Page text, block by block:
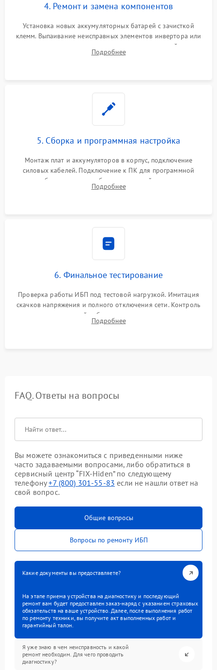
4. Ремонт и замена компонентов
Установка новых аккумуляторных батарей с зачисткой
клемм. Выпаивание неисправных элементов инвертора или
цепи зарядки и монтаж новых радиодеталей.
Восстановление поврежденных токоведущих дорожек и
Подробнее
5. Сборка и программная настройка
Монтаж плат и аккумуляторов в корпус, подключение
силовых кабелей. Подключение к ПК для программной
калибровки констант батареи, настройки порогов
срабатывания AVR и сброса счетчиков старения АКБ.
Подробнее
6. Финальное тестирование
Проверка работы ИБП под тестовой нагрузкой. Имитация
скачков напряжения и полного отключения сети. Контроль
времени автономной работы, температурного режима и
корректности формы выходного сигнала.
Подробнее
FAQ. Ответы на вопросы
Вы можете ознакомиться с приведенными ниже
часто задаваемыми вопросами, либо обратиться в
сервисный центр “FIX-Hiden” по следующему
телефону+7 (800) 301-55-83 если не нашли ответ на
свой вопрос.
Общие вопросы
Вопросы по ремонту ИБП
Какие документы вы предоставляете?
На этапе приема устройства на диагностику и последующий
ремонт вам будет предоставлен заказ-наряд с указанием страховых
обязательств на ваше устройство. Далее, после выполнения работ
по ремонту техники, вы получите акт выполненных работ и
гарантийный талон.
Я уже знаю в чем неисправность и какой
ремонт необходим. Для чего проводить
диагностику?